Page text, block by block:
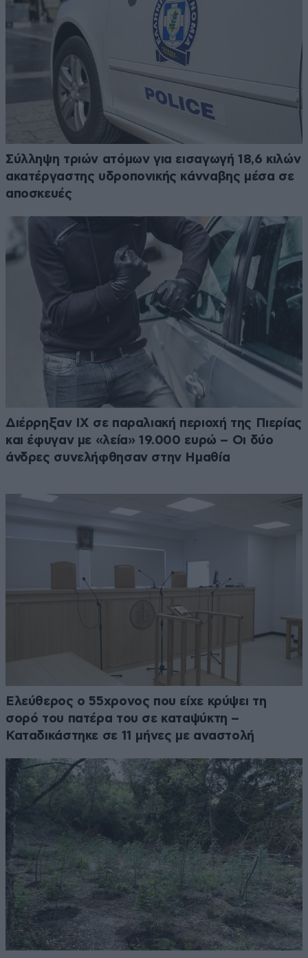
Σύλληψη τριών ατόμων για εισαγωγή 18,6 κιλών
ακατέργαστης υδροπονικής κάνναβης μέσα σε
αποσκευές
Διέρρηξαν ΙΧ σε παραλιακή περιοχή της Πιερίας
και έφυγαν με «λεία» 19.000 ευρώ – Οι δύο
άνδρες συνελήφθησαν στην Ημαθία
Ελεύθερος ο 55χρονος που είχε κρύψει τη
σορό του πατέρα του σε καταψύκτη –
Καταδικάστηκε σε 11 μήνες με αναστολή